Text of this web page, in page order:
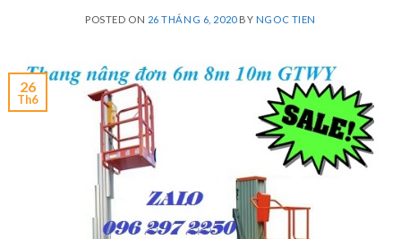
POSTED ON 26 THÁNG 6, 2020BY NGOC TIEN
26
Th6